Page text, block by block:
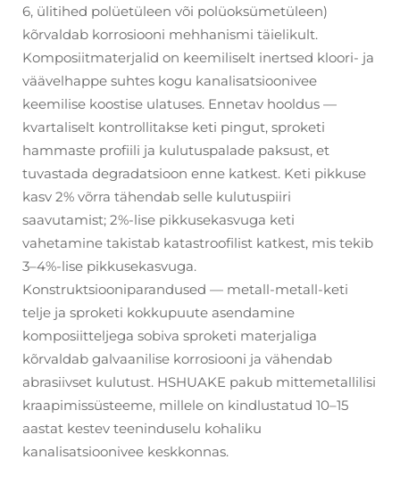
6, ülitihed polüetüleen või polüoksümetüleen)
kõrvaldab korrosiooni mehhanismi täielikult.
Komposiitmaterjalid on keemiliselt inertsed kloori- ja
väävelhappe suhtes kogu kanalisatsioonivee
keemilise koostise ulatuses. Ennetav hooldus —
kvartaliselt kontrollitakse keti pingut, sproketi
hammaste profiili ja kulutuspalade paksust, et
tuvastada degradatsioon enne katkest. Keti pikkuse
kasv 2% võrra tähendab selle kulutuspiiri
saavutamist; 2%-lise pikkusekasvuga keti
vahetamine takistab katastroofilist katkest, mis tekib
3–4%-lise pikkusekasvuga.
Konstruktsiooniparandused — metall-metall-keti
telje ja sproketi kokkupuute asendamine
komposiitteljega sobiva sproketi materjaliga
kõrvaldab galvaanilise korrosiooni ja vähendab
abrasiivset kulutust. HSHUAKE pakub mittemetallilisi
kraapimissüsteeme, millele on kindlustatud 10–15
aastat kestev teeninduselu kohaliku
kanalisatsioonivee keskkonnas.